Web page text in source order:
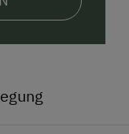
sowie eine